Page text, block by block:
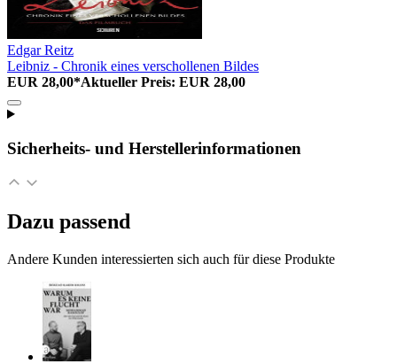
Edgar Reitz
Leibniz - Chronik eines verschollenen Bildes
EUR 28,00*Aktueller Preis: EUR 28,00
Sicherheits- und Herstellerinformationen
Dazu passend
Andere Kunden interessierten sich auch für diese Produkte